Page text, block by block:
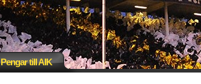
Pengar till AIK